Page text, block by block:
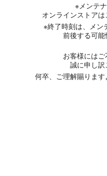
※メンテ
オンラインストアは
※終了時刻は、メン
前後する可能
お客様にはご
誠に申し訳
何卒、ご理解賜ります